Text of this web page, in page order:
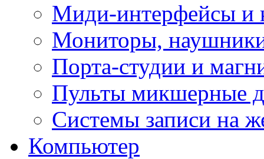
Миди-интерфейсы и
Мониторы,
Порта-студии и
Пульты микшерные
Системы записи на
Компьютер